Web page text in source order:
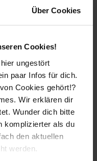
Über Cookies
Cookies!
ungestört
paar Infos für dich.
Cookies gehört!?
Wir erklären dir
Wunder dich bitte
komplizierter als du
den aktuellen
werden.
Bayerns (KVB)
w/d)